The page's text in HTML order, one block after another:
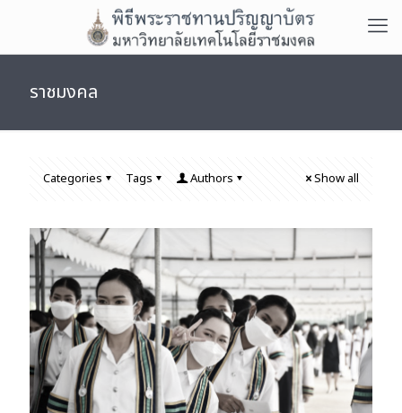
ราชมงคล
Categories Tags Authors Show all